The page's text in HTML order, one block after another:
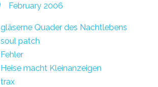
February 2006
gläserne Quader des Nachtlebens
soul patch
Fehler
Heise macht Kleinanzeigen
trax